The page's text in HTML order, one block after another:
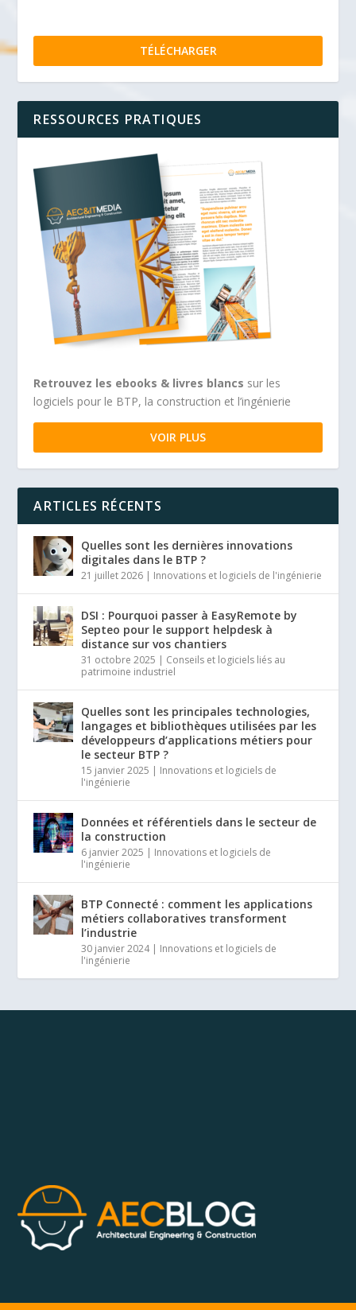
TÉLÉCHARGER
RESSOURCES PRATIQUES
Retrouvez les ebooks & livres blancs sur les
logiciels pour le BTP, la construction et l’ingénierie
VOIR PLUS
ARTICLES RÉCENTS
Quelles sont les dernières innovations
digitales dans le BTP ?
21 juillet 2026 | Innovations et logiciels de l'ingénierie
DSI : Pourquoi passer à EasyRemote by
Septeo pour le support helpdesk à
distance sur vos chantiers
31 octobre 2025 | Conseils et logiciels liés au
patrimoine industriel
Quelles sont les principales technologies,
langages et bibliothèques utilisées par les
développeurs d’applications métiers pour
le secteur BTP ?
15 janvier 2025 | Innovations et logiciels de
l'ingénierie
Données et référentiels dans le secteur de
la construction
6 janvier 2025 | Innovations et logiciels de
l'ingénierie
BTP Connecté : comment les applications
métiers collaboratives transforment
l’industrie
30 janvier 2024| Innovations et logiciels de
l'ingénierie